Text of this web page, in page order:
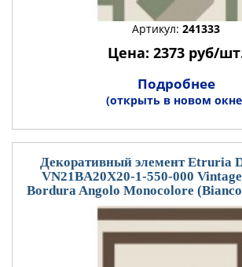
Артикул: 241333
Цена: 2373 руб/
Подробнее
(открыть в новом
Декоративный элемент Etruria
VN21BA20X20-1-550-000
Bordura Angolo Monocolore